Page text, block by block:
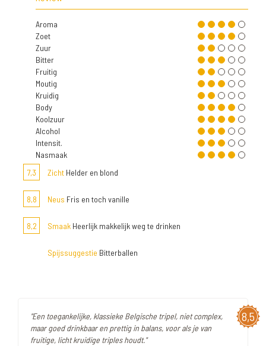
Aroma
Zoet
Zuur
Bitter
Fruitig
Moutig
Kruidig
Body
Koolzuur
Alcohol
Intensit.
Nasmaak
7,3
Zicht Helder en blond
8,8 Neus Fris en toch vanille
8,2 Smaak Heerlijk makkelijk weg te drinken
Spijssuggestie Bitterballen
8,5
"Een toegankelijke, klassieke Belgische tripel, niet complex,
maar goed drinkbaar en prettig in balans, voor als je van
fruitige, licht kruidige triples houdt."